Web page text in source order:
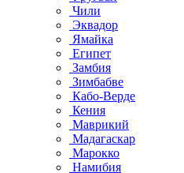
Чили
Эквадор
Ямайка
Египет
Замбия
Зимбабве
Кабо-Верде
Кения
Маврикий
Мадагаскар
Марокко
Намибия